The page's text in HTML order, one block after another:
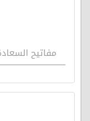
مفاتيح السعادة 95- ابعاد